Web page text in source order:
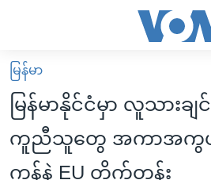
လွယ်ကူ
စေ
Link
မူလစာမျက်နှာ
မြန်မာ
ကမ္ဘာ့သတင်းများ
နိုင်ငံတကာ
ဗွီဒီယို
မြန်မာ
မြန်မာနိုင်ငံမှာ လူသားချင်
ကူညီသူတွေ အကာအကွယ်
ကန်နဲ့ EU တိုက်တွန်း